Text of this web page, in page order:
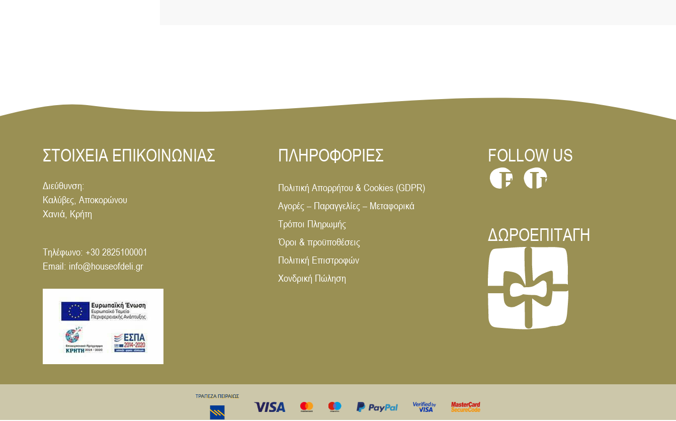
ΣΤΟΙΧΕΙΑ ΕΠΙΚΟΙΝΩΝΙΑΣ
Διεύθυνση:
Καλύβες, Αποκορώνου
Χανιά, Κρήτη
Τηλέφωνο: +30 2825100001
Email: info@houseofdeli.gr
ΠΛΗΡΟΦΟΡΙΕΣ
Πολιτική Απορρήτου & Cookies (GDPR)
Αγορές – Παραγγελίες – Μεταφορικά
Τρόποι Πληρωμής
Όροι & προϋποθέσεις
Πολιτική Επιστροφών
Χονδρική Πώληση
FOLLOW US
F In
ΔΩΡΟΕΠΙΤΑΓΗ